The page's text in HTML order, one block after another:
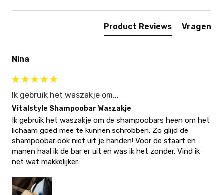
Product Reviews Vragen
Nina
Ik gebruik het waszakje om...
Vitalstyle Shampoobar Waszakje
Ik gebruik het waszakje om de shampoobars heen om het
lichaam goed mee te kunnen schrobben. Zo glijd de
shampoobar ook niet uit je handen! Voor de staart en
manen haal ik de bar er uit en was ik het zonder. Vind ik
net wat makkelijker.